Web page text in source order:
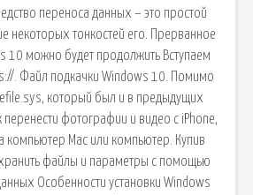
переноса данных – это простой
некоторых тонкостей его. Прерванное
10 можно будет продолжить Вступаем
. Файл подкачки Windows 10. Помимо
который был и в предыдущих
перенести фотографии и видео с iPhone,
компьютер Mac или компьютер. Купив
файлы и параметры с помощью
Особенности установки Windows